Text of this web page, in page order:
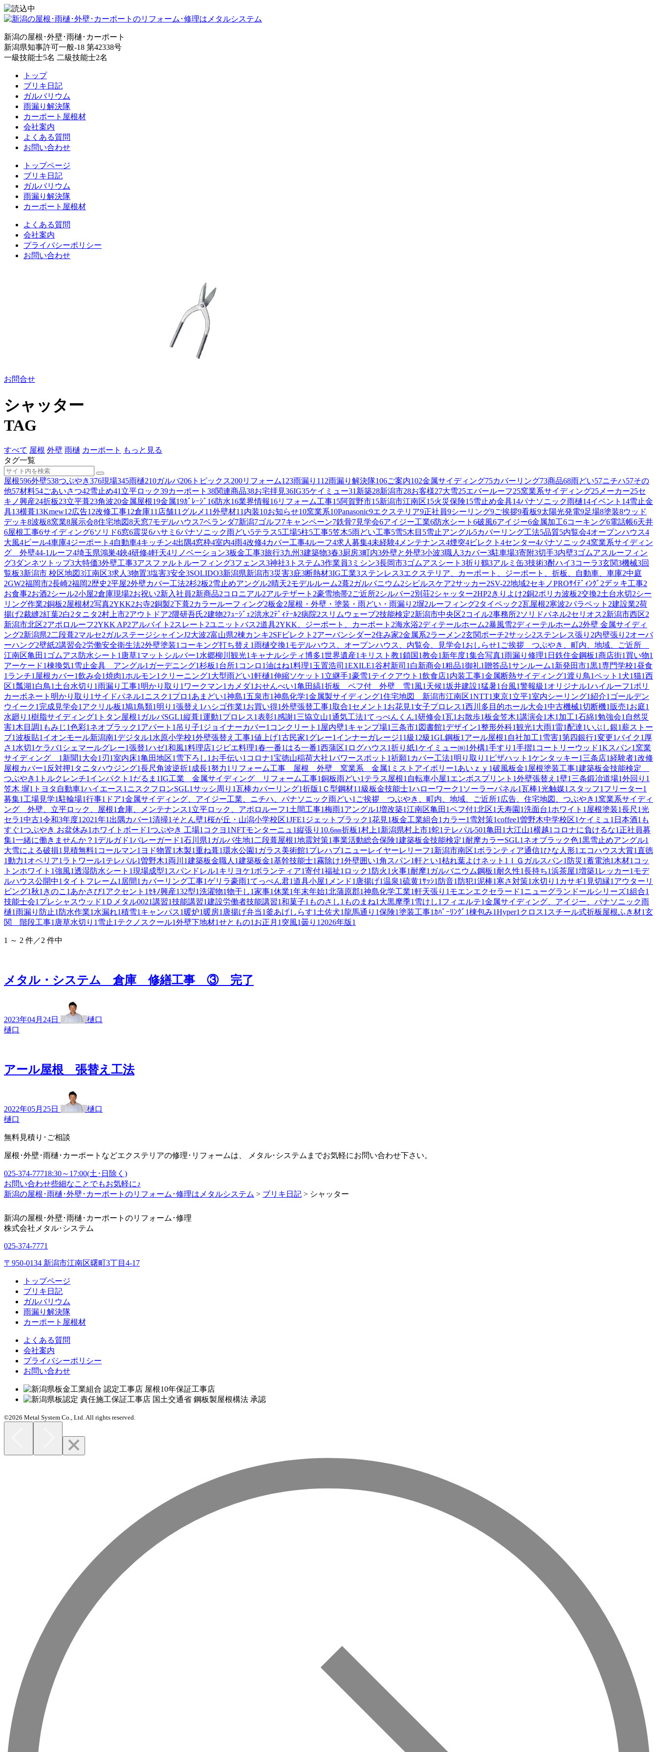
新潟の屋根･外壁･雨樋･カーポート
新潟県知事許可一般-18 第42338号
一級技能士5名 二級技能士2名
トップ
ブリキ日記
ガルバリウム
雨漏り解決隊
カーポート屋根材
会社案内
よくある質問
お問い合わせ
トップページ
ブリキ日記
ガルバリウム
雨漏り解決隊
カーポート屋根材
よくある質問
会社案内
プライバシーポリシー
お問い合わせ
お問合せ
シャッター
TAG
すべて 屋根 外壁 雨樋 カーポート
もっと見る
タグ一覧
屋根596外壁538つぶやき376現場345雨樋210ガルバ206 トピックス200リフォーム123雨漏り 112雨漏り解決隊106ご案内102金属サイディング75カバーリング73商品68雨どい57ニチハ57その
他57材料54ごあいさつ42雪止め41 立平ロック39カーポート 38関連商品38お宅拝見36IG35ケイミュー31 新築28新潟市28お客様27大雪25エバールーフ25窯業系サイディング25 メーカー25セ
キノ興産24折板23立平葺23角波20金属屋根19金属19ｶﾞﾚｰｼﾞ 16防水16業界情報16リフォーム工事15阿賀野市15新潟市江南区15火災保険15雪止め金具14パナソニック雨樋14イベント 14雪止金
具13横葺13Kmew12広告12改修工事12倉庫11 店舗11 グルメ 11外壁材11 内装10お知らせ10窯業系10Panasonic9エクステリア9正社員9シーリング9ご挨拶9看板9太陽光発電9足場8塗装8ウッド
デッキ8波板8窯業8展示会8住宅地図8天窓7モデルハウス7ベランダ7新潟7ゴルフ7キャンペーン7鉄骨7見学会6アイジー工業6防水シート 6破風6アイジー6金属加工6コーキング6電話帳6天井
6屋根工事6サイディング6ソリド6窓6震災6ハサミ 6パナソニック雨どい5テラス5工場5柱5工事5笠木5雨どい工事5雪5木目 5雪止アングル5カバーリング工法5品質5内覧会4オープンハウス4
大風4ビール4車庫4ジーポート 4自動車4キッチン4出隅4窓枠4室内4雨4改修4カバー工事4ルーフ4求人募集4未経験4 メンテナンス4煙突4ビレクト 4センター4パナソニック4窯業系サイディン
グ 外壁44-1ルーフ4埼玉県鴻巣4鋏4研修4軒天4リノベーション3板金工事3旅行3九州3建築物3春3厨房3町内3外壁と外壁3小波3職人 3カバー3駐車場3寄附3切手3内壁3ゴムアスルーフィン
グ3ダンネツトップ3大特価3外壁工事3アスファルトルーフィング3フェンス3神社3 トステム3作業員3 ミシン3長岡市3ゴムアスシート 3折り鶴3アルミ缶3技術3酎ハイ3コーラ3玄関3機械3回
覧板3新潟市 校区地図3江南区3求人 3物置3塩害3安全3SOLIDO3新潟県新潟市3災害3庇3断熱材3IG工業3ステンレス3エクステリア、カーポート、ジーポート、折板、自動車、車庫2中庭
2GW2福岡市2長崎2福岡2歴史2平屋2外壁カバー工法2杉2板2雪止めアングル2晴天2モデルルーム2葺2ガルバニウム2シビルスケア2サッカー2SV-22地域2セキノPROｻｲﾃﾞｨﾝｸﾞ 2デッキ工事2
お食事2お酒2シール2小屋2倉庫現場2お祝い2新入社員2新商品2コロニアル2アルテザート 2豪雪地帯2ご近所2シルバー2別荘2シャッター2HP2きりよけ2銅2ポリカ波板2交換2土台水切2シー
リング作業2銅板2屋根材2写真2YKK2お寺2銅製2下葺2カラールーフィング2板金2屋根・外壁・塗装・雨どい・雨漏り 2塀2ルーフィング2タイペック2瓦屋根2寒波2パラペット 2建設業2荷
揚げ2裁縫2紅葉2白2タニタ2村上市2アウトドア2隈研吾氏2建物2ﾌｭｰｼﾞｪ2洪水2ﾃﾞｨﾃｰﾙ2病院2スリムウェーブ2技能検定2新潟市中央区2コイル2事務所2ソリドパネル2セリオス2新潟市西区2
新潟市北区2アポロルーフ2YKK AP2アルバイト 2スレート 2ユニットバス2道具2YKK、ジーポート、カーポート 2海水浴2ディテールホーム2暴風雪2ディーテルホーム2外壁 金属サイディ
ング2新潟県2二段葺2マルセ2ガルステージシャインJ2大波2富山県2棟カンキ2SFビレクト 2アーバンシダー2住み家2金属系2ラーメン2玄関ポーチ2サッシ2ステンレス張り 2内壁張り 2オーバ
ーハング2壁紙2講習会2労働安全衛生法2外壁塗装1 コーキング打ち替え 1雨樋交換1 モデルハウス、オープンハウス、内覧会、見学会1 おしらせ1 ご挨拶 つぶやき、町内、地域、ご近所
江南区亀田 1 ゴムアス防水シート 1 唐草1 マットシルバー1 水郷柳川観光1 キャナルシティ博多1世界遺産1 キリスト教1鎖国1教会1 新年度1集合写真1雨漏り修理1 日鉄住金鋼板1商店街1 買い物1
アーケード1棟換気1 雪止金具 アングル1 ガーデニング1杉板1 台所1 コンロ 1油はね1料理1 玉置浩司 1EXILE1谷村新司 1 白新商会1粗品1御礼1 贈答品1サンルーム1 新発田市1黒1専門学校1昼食
1 ランチ1 屋根カバー1飲み会1焼肉1 ホルモン1 クリーニング1 大型雨どい1軒樋1伸縮ソケット 1 立継手1豪雪1 テイクアウト 1飲食店1 内装工事1金属断熱サイディング1渡り鳥1ペット 1 犬1猫1西
区1瓢湖1 白鳥1 土台水切り 1雨漏り工事1 明かり取り 1 ワークマン1 カメダ1 おせんべい1亀田縞1折板 ペフ付 外壁 雪1 風1 天候1坂井建設1猛暑1 台風1警報級1 オリジナル1ハイルーフ1 ポリ
カーボネート明かり取り 1サイドパネル1 ニスク1 プロ 1 あまどい1神島1 五泉市1神島化学1金属製サイディング1住宅地図 新潟市江南区1NTT1東京1 立平1室内シーリング1紹介1 ゴールデン
ウイーク1 完成見学会1 アクリル板1鳩1 鳥類1 明り 1張替え 1ハシゴ作業1 お買い得1外壁張替工事1取合1 セメント 1 お花見1女子プロレス1西川多目的ホール大会1中古機械1切断機1 販売1 お庭1
水廻り 1樹脂サイディング1 トタン屋根1 ガルバSGL1縦葺1運動1 プロレス1表彰1感謝1 三協立山1通気工法1てっぺんくん1研修会1瓦1 お散歩1板金笠木1講演会1 木1 加工1石綿1勉強会1 自然災
害1 木目調1 もみじ1色彩1 ネオブラック1 アパート 1 吊り子1 ジョイナーカバー1 コンクリート 1 屋内壁1 キャンプ場1 三条市1 図書館1 デザイン1整形外科1観光1 大雨1雷1配達1 いぶし銀1薪ストー
ブ1波板貼1 イオンモール新潟南1 デジタル1 水原小学校1外壁張替え工事1値上げ1古民家1 グレー1 インナーガレージ1 1級1 2級1GL鋼板1 アール屋根1 自社加工1 雪害1第四銀行1変更1バイク1 厚
さ 1 水切1ケラバ1 シェマールグレー1張替1ハゼ1和風1料理店1 ジビエ料理1春一番1 はる一番1西蒲区1 ログハウス1折り紙1ケイミュー㈱1外構1手すり 1手摺1 コートリーウッド1Kスパン1 窯業
サイディング 1 新聞1 大会1 刃 1室内床1亀田地区1 雪下ろし1 お手伝い1 コロナ1宝徳山稲荷大社1パワースポット 1祈願1 カバー工法1 明り取り 1 ピザハット 1ケンタッキー1 三条店1経験者1改修
屋根カバー1 反対押1 タニタハウジング1長尺角波逆折1 成長1努力1 リフォーム工事 屋根 外壁 窯業系 金属1 ミストアイボリー1 あいｚｙ 1破風板金1 屋根塗装工事1建築板金技能検定
つぶやき 1 トルクレンチ1 インパクト 1 だるま 1IG工業 金属サイディング リフォーム工事1銅板雨どい1 テラス屋根1 自転車小屋1 エンボスプリント 1外壁張替え 1壁1 三条鍛冶道場1外回り 1
笠木 塀1 トヨタ自動車1ハイエース1 ニスクフロンSGL1サッシ周り 1瓦棒カバーリング1折版1 Ｃ型鋼材1 1級板金技能士1ハローワーク1 ソーラーパネル1瓦棒1光触媒1 スタッフ1 フリーター1
募集1 工場見学1駐輪場1行事1 ドア1金属サイディング、アイジー工業、ニチハ、パナソニック雨どい1 ご挨拶 つぶやき、町内、地域、ご近所1 広告、住宅地図、つぶやき 1 窯業系サイディ
ング 外壁、立平ロック、屋根1倉庫、メンテナンス1 立平ロック、アポロルーフ1 土間工事1梅雨1 アングル1増改築1江南区亀田 1ペフ付1北区1 天寿園 1洗面台1 ホワイト 1 屋根塗装1長尺 1光
セラ1中古1令和3年度1 2021年1 出隅カバー1清掃1 そとん壁1桜が丘・山潟小学校区1JFE1 ジェットブラック1花見1板金工業組合1 カラー1 雪対策1coffee1曽野木中学校区1ケイミュ 1 日本酒1 も
すぐ1つぶやき お盆休み1 ホワイトボード1つぶやき 工場1 コクヨ 1NFTモンターニュ 1縦張り 10.6㎜折板1村上1 新潟県村上市1蛇1 テレパル501亀田 1 大江山1横越1 コロナに負けるな1 正社員募
集1一緒に働きませんか？ 1 デルガド1バレーガード1石川県1 ガルバ生地1 二段葺屋根1地震対策1事業活動総合保険1建築板金技能検定1耐摩カラーSGL1 ネオブラック色1黒雪止めアングル1
大雪による破損1 見積無料1 コールマン1 ヨド物置1 木製1重ね葺1環水公園 1 ガラス美術館1 プレハブ1 ニューレイヤーレリーフ1 新潟市南区1 ボランティア通信1ひな人形1 エコハウス大賞1直徳
1動力1 オペリア1 ラトワール1 テレパル1曽野木1 両川 1建築板金職人 1建築板金1基幹技能士1 霧除け1外壁囲い1角スパン1軒とい1枯れ葉よけネット 1 ＩＧガルスパン1 防災1蓄電池1 木材1 コッ
トンホワイト 1強風1透湿防水シート 1現場成型1 スパンドレル1 キリヨケ1 ボランティア1寄付1福祉1 ロック1 防火1 火事1耐摩1 ガルバニウム鋼板1耐久性1長持ち1浜茶屋1増築1 レッカー1 モデ
ルハウス公開中1 タイトフレーム1 居間1 カバーリング工事1ゲリラ豪雨1てっぺん君1道具小屋1 メンド1 唐揚げ1温泉1硫黄1ｻｯｼ1 防音1 防犯1泥棒1 寒さ対策1 水切り 1 カサギ1 見切縁1 アウターリ
ビング1秋1 きのこ 1 あかさび1 アクセント 1ｾｷﾉ興産132型1洗濯物1物干し1家事1休業1年末年始1北蒲原郡1神島化学工業1軒天張り 1 モエンエクセラード1 ニューグランドールシリーズ1組合1
技能士会1 プレシャスウッド1 Ｄメタル0021講習1技能講習1建設労働者技能講習1和菓子1 ものさし1 ものまね1 大黒摩季1 雪けし1 フィエルテ1金属サイディング、アイジー、パナソニック雨
樋1雨漏り防止1 防水作業1 水漏れ1積雪1 キャンパス1 暖炉1 暖房1 唐揚げ弁当1釜あげしらす1 土佐犬1龍馬通り 1保険1塗装工事1 ｶﾊﾞｰﾘﾝｸﾞ 1棟包み1Hyper1 クロス1 スチール式折板屋根ふき材1玄
関 階段工事1 唐草水切り 1 雪止1 テクノスクール1外壁下地材1せともの1 お正月 1 突風1曇り 1 2026年版1
1 ～ 2 件／2 件中
メタル・システム 倉庫 修繕工事 ③ 完了
2023年04月24日
樋口
樋口
アール屋根 張替え工法
2022年05月25日
樋口
樋口
無料見積り･ご相談
屋根･外壁･雨樋･カーポートなどエクステリアの修理･リフォームは、 メタル･システムまでお気軽にお問い合わせ下さい。
025-374-77718:30～17:00(土･日除く)
お問い合わせ些細なことでもお気軽に♪
新潟の屋根･雨樋･外壁･カーポートのリフォーム･修理はメタルシステム > ブリキ日記 > シャッター
新潟の屋根･外壁･雨樋･カーポートのリフォーム･修理
株式会社 メタル･システム
025-374-7771
〒950-0134 新潟市江南区曙町3丁目4-17
トップページ
ブリキ日記
ガルバリウム
雨漏り解決隊
カーポート屋根材
よくある質問
会社案内
プライバシーポリシー
お問い合わせ
©2026 Metal System Co., Ltd. All rights reserved.